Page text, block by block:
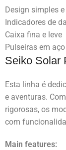
Design simples
Indicadores de
Caixa fina e leve
Pulseiras em
Seiko Solar
Esta linha é
e aventuras.
rigorosas, os
com
Main features: